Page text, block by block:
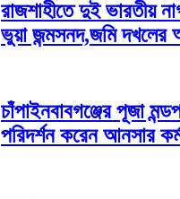
রাজশাহীতে দুই ভারতীয়
ভুয়া জন্মসনদ,জমি দখলের
চাঁপাইনবাবগঞ্জের পূজা
পরিদর্শন করেন আনসার